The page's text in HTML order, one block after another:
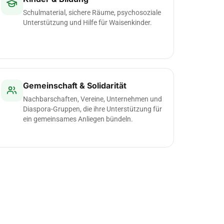
Schulmaterial, sichere Räume, psychosoziale
Unterstützung und Hilfe für Waisenkinder.
Gemeinschaft & Solidarität
Nachbarschaften, Vereine, Unternehmen und
Diaspora-Gruppen, die ihre Unterstützung für
ein gemeinsames Anliegen bündeln.